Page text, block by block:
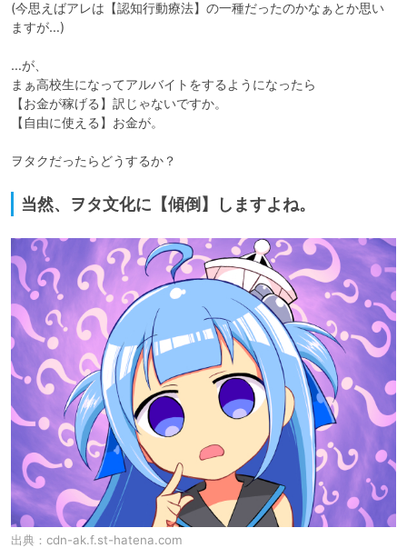
(今思えばアレは【認知行動療法】の一種だったのかなぁとか思い
ますが…)
…が、
まぁ高校生になってアルバイトをするようになったら
【お金が稼げる】訳じゃないですか。
【自由に使える】お金が。
ヲタクだったらどうするか？
当然、ヲタ文化に【傾倒】しますよね。
出典： cdn-ak.f.st-hatena.com